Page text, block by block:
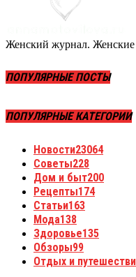
Женский журнал. Женские
ПОПУЛЯРНЫЕ ПОСТЫ
ПОПУЛЯРНЫЕ КАТЕГОРИИ
Новости23064
Советы228
Дом и быт200
Рецепты174
Статьи163
Мода138
Здоровье135
Обзоры99
Отдых и